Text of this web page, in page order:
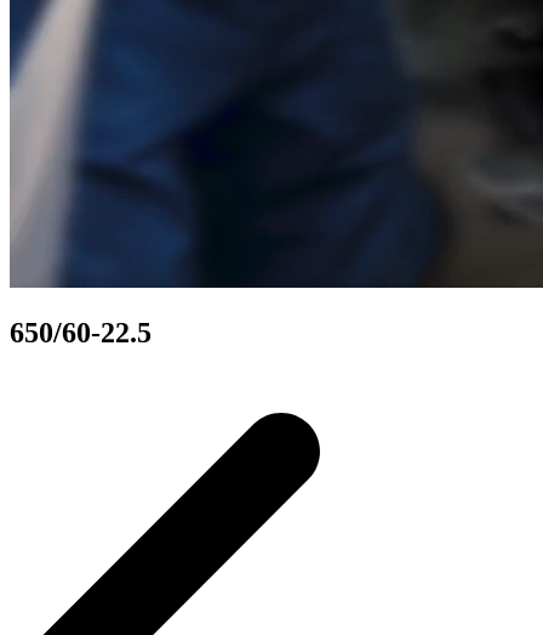
650/60-22.5